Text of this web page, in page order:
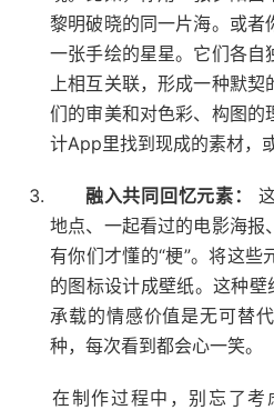
黎明破晓的同一片海。或者
一张手绘的星星。它们各自
上相互关联，形成一种默
们的审美和对色彩、构图的
计App里找到现成的素材，
融入共同回忆元素：
地点、一起看过的电影海报
有你们才懂的“梗”。将这
的图标设计成壁纸。这种壁
承载的情感价值是无可替
种，每次看到都会心一笑。
在制作过程中，别忘了考